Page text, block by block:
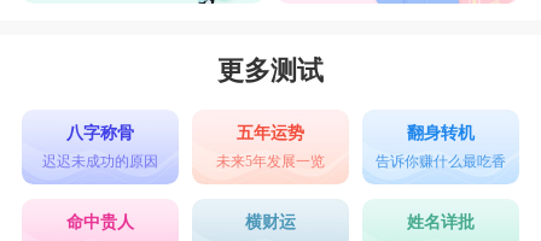
更多测试
八字称骨
迟迟未成功的原因
五年运势
未来5年发展一览
翻身转机
告诉你赚什么最吃香
命中贵人 横财运 姓名详批